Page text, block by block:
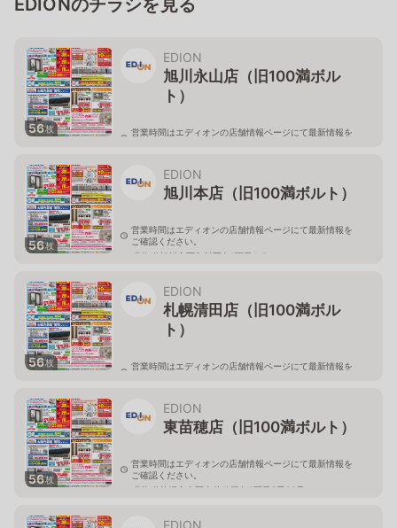
EDIONのチラシを見る
56枚
EDION
旭川永山店（旧100満ボル
ト）
営業時間はエディオンの店舗情報ページにて最新情報を
56枚
EDION
旭川本店（旧100満ボルト）
営業時間はエディオンの店舗情報ページにて最新情報を
ご確認ください。
北海道旭川市西御料五条1丁目1-5
56枚
EDION
札幌清田店（旧100満ボル
ト）
営業時間はエディオンの店舗情報ページにて最新情報を
56枚
EDION
東苗穂店（旧100満ボルト）
営業時間はエディオンの店舗情報ページにて最新情報を
ご確認ください。
北海道札幌市東区東苗穂三条2丁目5番20号
EDION